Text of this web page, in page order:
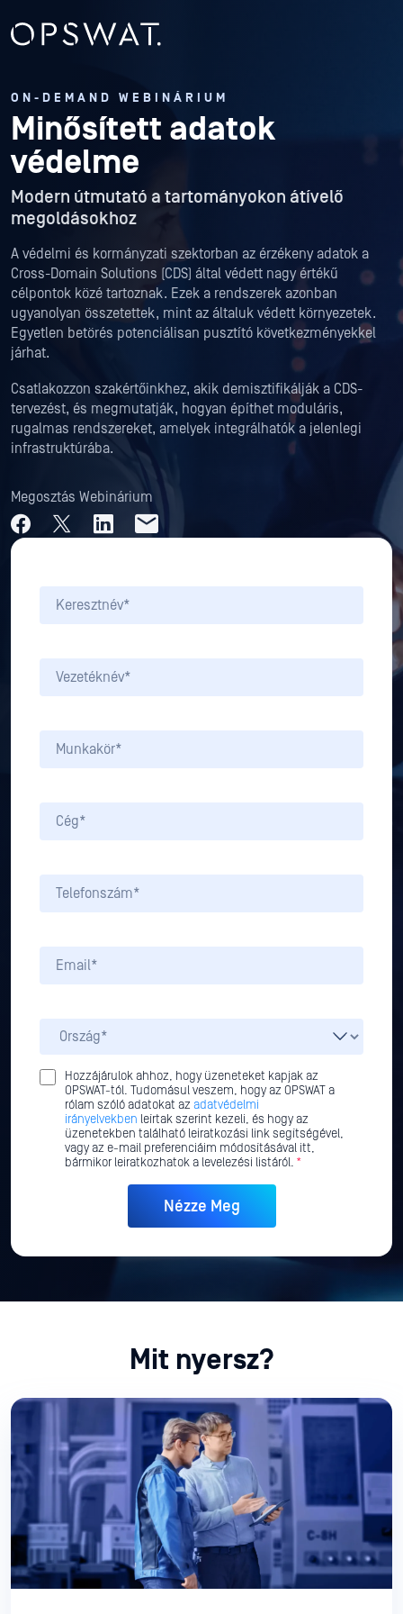
ON-DEMAND WEBINÁRIUM
Minősített adatok
védelme
Modern útmutató a tartományokon átívelő
megoldásokhoz
A védelmi és kormányzati szektorban az érzékeny adatok a
Cross-Domain Solutions (CDS) által védett nagy értékű
célpontok közé tartoznak. Ezek a rendszerek azonban
ugyanolyan összetettek, mint az általuk védett környezetek.
Egyetlen betörés potenciálisan pusztító következményekkel
járhat.
Csatlakozzon szakértőinkhez, akik demisztifikálják a CDS-
tervezést, és megmutatják, hogyan építhet moduláris,
rugalmas rendszereket, amelyek integrálhatók a jelenlegi
infrastruktúrába.
Megosztás Webinárium
Hozzájárulok ahhoz, hogy üzeneteket kapjak az
OPSWAT-tól. Tudomásul veszem, hogy az OPSWAT a
rólam szóló adatokat az adatvédelmi
irányelvekben leírtak szerint kezeli, és hogy az
üzenetekben található leiratkozási link segítségével,
vagy az e-mail preferenciáim módosításával itt,
bármikor leiratkozhatok a levelezési listáról. *
Mit nyersz?